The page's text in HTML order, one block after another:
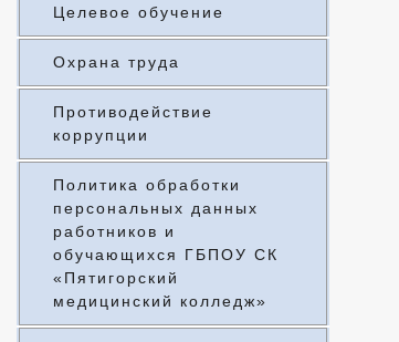
Целевое обучение
Охрана труда
Противодействие
коррупции
Политика обработки
персональных данных
работников и
обучающихся ГБПОУ СК
«Пятигорский
медицинский колледж»